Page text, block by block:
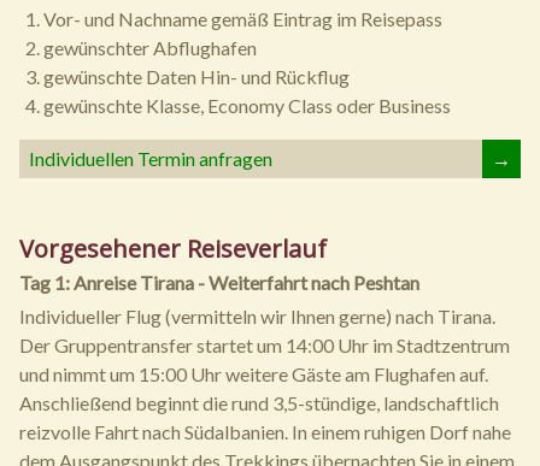
Vor- und Nachname gemäß Eintrag im Reisepass
gewünschter Abflughafen
gewünschte Daten Hin- und Rückflug
gewünschte Klasse, Economy Class oder Business
Individuellen Termin anfragen →
Vorgesehener Reiseverlauf
Tag 1: Anreise Tirana - Weiterfahrt nach Peshtan
Individueller Flug (vermitteln wir Ihnen gerne) nach Tirana.
Der Gruppentransfer startet um 14:00 Uhr im Stadtzentrum
und nimmt um 15:00 Uhr weitere Gäste am Flughafen auf.
Anschließend beginnt die rund 3,5-stündige, landschaftlich
reizvolle Fahrt nach Südalbanien. In einem ruhigen Dorf nahe
dem Ausgangspunkt des Trekkings übernachten Sie in einem